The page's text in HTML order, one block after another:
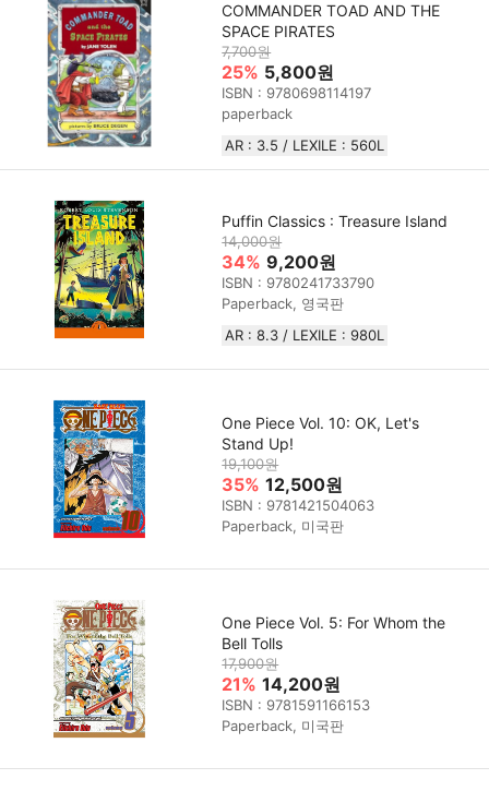
COMMANDER TOAD AND THE
SPACE PIRATES
7,700원
25% 5,800원
ISBN : 9780698114197
paperback
AR : 3.5 / LEXILE : 560L
Puffin Classics : Treasure Island
14,000원
34% 9,200원
ISBN : 9780241733790
Paperback, 영국판
AR : 8.3 / LEXILE : 980L
One Piece Vol. 10: OK, Let's
Stand Up!
19,100원
35% 12,500원
ISBN : 9781421504063
Paperback, 미국판
One Piece Vol. 5: For Whom the
Bell Tolls
17,900원
21% 14,200원
ISBN : 9781591166153
Paperback, 미국판